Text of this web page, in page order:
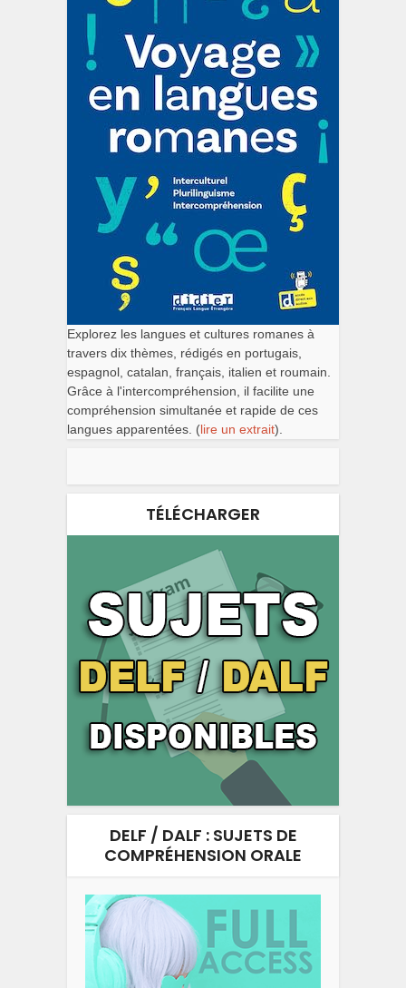
Explorez les langues et cultures romanes à
travers dix thèmes, rédigés en portugais,
espagnol, catalan, français, italien et roumain.
Grâce à l'intercompréhension, il facilite une
compréhension simultanée et rapide de ces
langues apparentées. (lire un extrait).
TÉLÉCHARGER
DELF / DALF : SUJETS DE
COMPRÉHENSION ORALE